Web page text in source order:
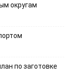
округам
по заготовке